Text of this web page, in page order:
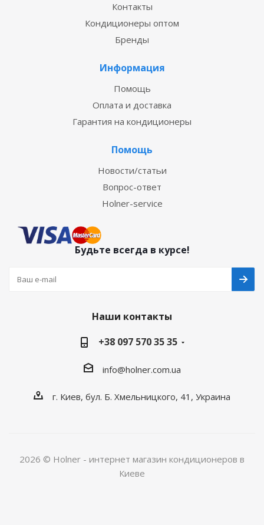
Контакты
Кондиционеры оптом
Бренды
Информация
Помощь
Оплата и доставка
Гарантия на кондиционеры
Помощь
Новости/статьи
Вопрос-ответ
Holner-service
Будьте всегда в курсе!
Наши контакты
+38 097 570 35 35
info@holner.com.ua
г. Киев, бул. Б. Хмельницкого, 41, Украина
2026 © Holner - интернет магазин кондиционеров в
Киеве